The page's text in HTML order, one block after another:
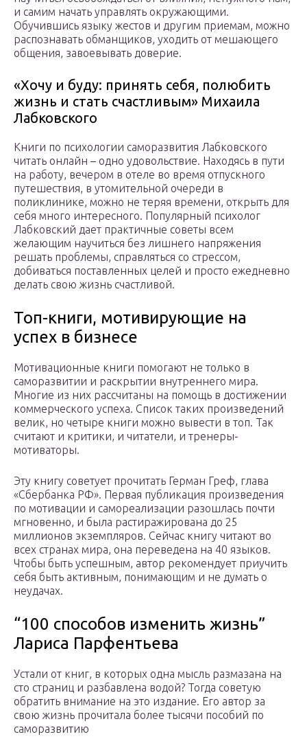
и самим начать управлять окружающими.
Обучившись языку жестов и другим приемам, можно
распознавать обманщиков, уходить от мешающего
общения, завоевывать доверие.
«Хочу и буду: принять себя, полюбить
жизнь и стать счастливым» Михаила
Лабковского
Книги по психологии саморазвития Лабковского
читать онлайн – одно удовольствие. Находясь в пути
на работу, вечером в отеле во время отпускного
путешествия, в утомительной очереди в
поликлинике, можно не теряя времени, открыть для
себя много интересного. Популярный психолог
Лабковский дает практичные советы всем
желающим научиться без лишнего напряжения
решать проблемы, справляться со стрессом,
добиваться поставленных целей и просто ежедневно
делать свою жизнь счастливой.
Топ-книги, мотивирующие на
успех в бизнесе
Мотивационные книги помогают не только в
саморазвитии и раскрытии внутреннего мира.
Многие из них рассчитаны на помощь в достижении
коммерческого успеха. Список таких произведений
велик, но четыре книги можно вывести в топ. Так
считают и критики, и читатели, и тренеры-
мотиваторы.
Эту книгу советует прочитать Герман Греф, глава
«Сбербанка РФ». Первая публикация произведения
по мотивации и самореализации разошлась почти
мгновенно, и была растиражирована до 25
миллионов экземпляров. Сейчас книгу читают во
всех странах мира, она переведена на 40 языков.
Чтобы быть успешным, автор рекомендует приучить
себя быть активным, понимающим и не думать о
неудачах.
“100 способов изменить жизнь”
Лариса Парфентьева
Устали от книг, в которых одна мысль размазана на
сто страниц и разбавлена водой? Тогда советую
обратить внимание на это издание. Его автор за
свою жизнь прочитала более тысячи пособий по
саморазвитию